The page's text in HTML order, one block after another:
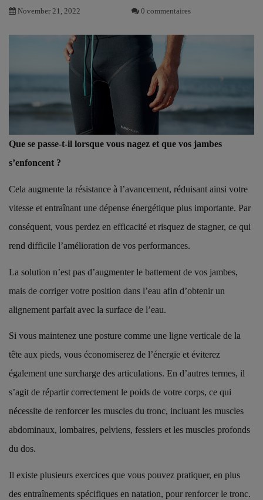
November 21, 2022 0 commentaires
Que se passe-t-il lorsque vous nagez et que vos jambes
s’enfoncent ?
Cela augmente la résistance à l’avancement, réduisant ainsi votre
vitesse et entraînant une dépense énergétique plus importante. Par
conséquent, vous perdez en efficacité et risquez de stagner, ce qui
rend difficile l’amélioration de vos performances.
La solution n’est pas d’augmenter le battement de vos jambes,
mais de corriger votre position dans l’eau afin d’obtenir un
alignement parfait avec la surface de l’eau.
Si vous maintenez une posture comme une ligne verticale de la
tête aux pieds, vous économiserez de l’énergie et éviterez
également une surcharge des articulations. En d’autres termes, il
s’agit de répartir correctement le poids de votre corps, ce qui
nécessite de renforcer les muscles du tronc, incluant les muscles
abdominaux, lombaires, pelviens, fessiers et les muscles profonds
du dos.
Il existe plusieurs exercices que vous pouvez pratiquer, en plus
des entraînements spécifiques en natation, pour renforcer le tronc.